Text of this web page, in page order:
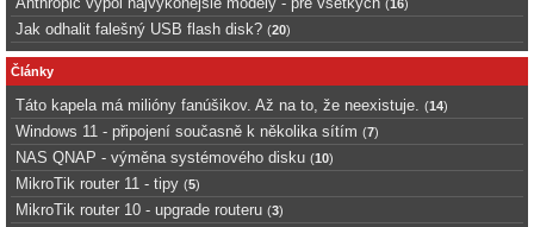
(16)
Jak odhalit falešný USB flash disk? (20)
Články
Táto kapela má milióny fanúšikov. Až na to, že neexistuje. (14)
Windows 11 - připojení současně k několika sítím (7)
NAS QNAP - výměna systémového disku (10)
MikroTik router 11 - tipy (5)
MikroTik router 10 - upgrade routeru (3)